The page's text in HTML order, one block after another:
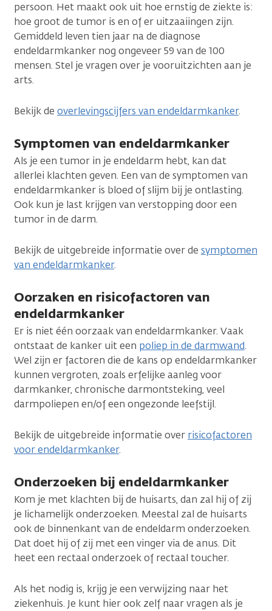
persoon. Het maakt ook uit hoe ernstig de ziekte is:
hoe groot de tumor is en of er uitzaaiingen zijn.
Gemiddeld leven tien jaar na de diagnose
endeldarmkanker nog ongeveer 59 van de 100
mensen. Stel je vragen over je vooruitzichten aan je
arts.
Bekijk de overlevingscijfers van endeldarmkanker.
Symptomen van endeldarmkanker
Als je een tumor in je endeldarm hebt, kan dat
allerlei klachten geven. Een van de symptomen van
endeldarmkanker is bloed of slijm bij je ontlasting.
Ook kun je last krijgen van verstopping door een
tumor in de darm.
Bekijk de uitgebreide informatie over de symptomen
van endeldarmkanker.
Oorzaken en risicofactoren van
endeldarmkanker
Er is niet één oorzaak van endeldarmkanker. Vaak
ontstaat de kanker uit een poliep in de darmwand.
Wel zijn er factoren die de kans op endeldarmkanker
kunnen vergroten, zoals erfelijke aanleg voor
darmkanker, chronische darmontsteking, veel
darmpoliepen en/of een ongezonde leefstijl.
Bekijk de uitgebreide informatie over risicofactoren
voor endeldarmkanker.
Onderzoeken bij endeldarmkanker
Kom je met klachten bij de huisarts, dan zal hij of zij
je lichamelijk onderzoeken. Meestal zal de huisarts
ook de binnenkant van de endeldarm onderzoeken.
Dat doet hij of zij met een vinger via de anus. Dit
heet een rectaal onderzoek of rectaal toucher.
Als het nodig is, krijg je een verwijzing naar het
ziekenhuis. Je kunt hier ook zelf naar vragen als je